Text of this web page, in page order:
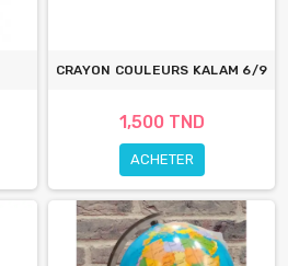
CRAYON COULEURS KALAM 6/9
1,500 TND
ACHETER